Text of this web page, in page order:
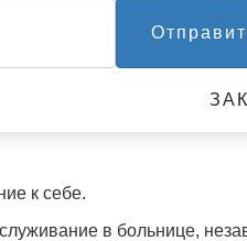
без
в психиатрическую
к себе.
в больнице,